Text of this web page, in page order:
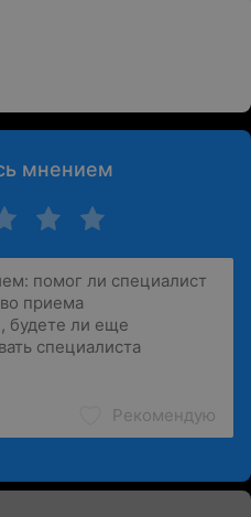
мнением
Рекомендую